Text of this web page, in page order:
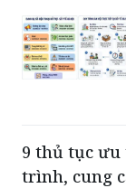
9 thủ tục
trình, cung